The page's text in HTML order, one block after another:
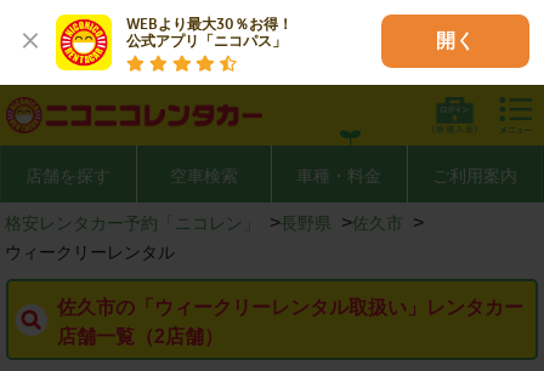
WEBより最大30％お得！
公式アプリ「ニコパス」
開く
店舗を探す 空車検索 車種・料金 ご利用案内
格安レンタカー予約「ニコレン」 >長野県 >佐久市 >
ウィークリーレンタル
佐久市の「ウィークリーレンタル取扱い」レンタカー
店舗一覧（2店舗）